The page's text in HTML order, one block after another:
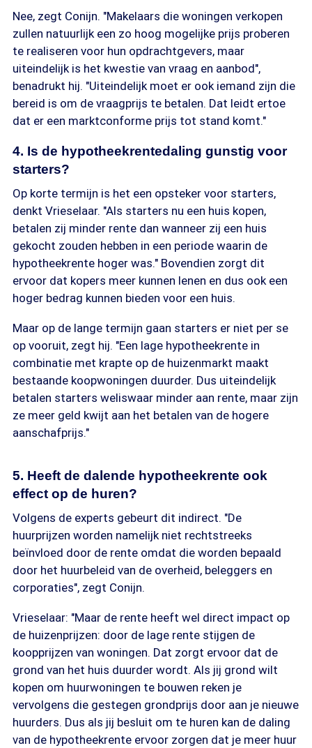
Nee, zegt Conijn. "Makelaars die woningen verkopen
zullen natuurlijk een zo hoog mogelijke prijs proberen
te realiseren voor hun opdrachtgevers, maar
uiteindelijk is het kwestie van vraag en aanbod",
benadrukt hij. "Uiteindelijk moet er ook iemand zijn die
bereid is om de vraagprijs te betalen. Dat leidt ertoe
dat er een marktconforme prijs tot stand komt."
4. Is de hypotheekrentedaling gunstig voor
starters?
Op korte termijn is het een opsteker voor starters,
denkt Vrieselaar. "Als starters nu een huis kopen,
betalen zij minder rente dan wanneer zij een huis
gekocht zouden hebben in een periode waarin de
hypotheekrente hoger was." Bovendien zorgt dit
ervoor dat kopers meer kunnen lenen en dus ook een
hoger bedrag kunnen bieden voor een huis.
Maar op de lange termijn gaan starters er niet per se
op vooruit, zegt hij. "Een lage hypotheekrente in
combinatie met krapte op de huizenmarkt maakt
bestaande koopwoningen duurder. Dus uiteindelijk
betalen starters weliswaar minder aan rente, maar zijn
ze meer geld kwijt aan het betalen van de hogere
aanschafprijs."
5. Heeft de dalende hypotheekrente ook
effect op de huren?
Volgens de experts gebeurt dit indirect. "De
huurprijzen worden namelijk niet rechtstreeks
beïnvloed door de rente omdat die worden bepaald
door het huurbeleid van de overheid, beleggers en
corporaties", zegt Conijn.
Vrieselaar: "Maar de rente heeft wel direct impact op
de huizenprijzen: door de lage rente stijgen de
koopprijzen van woningen. Dat zorgt ervoor dat de
grond van het huis duurder wordt. Als jij grond wilt
kopen om huurwoningen te bouwen reken je
vervolgens die gestegen grondprijs door aan je nieuwe
huurders. Dus als jij besluit om te huren kan de daling
van de hypotheekrente ervoor zorgen dat je meer huur